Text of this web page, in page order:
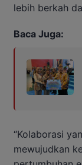
lebih berkah
Baca Juga:
“Kolaborasi
mewujudkan